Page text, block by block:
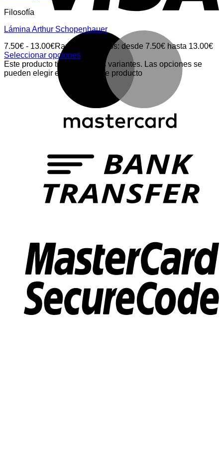
Filosofía
Lámina Arthur Schopenhauer
7.50€ - 13.00€Rango de precios: desde 7.50€ hasta 13.00€
Seleccionar opciones
Este producto tiene múltiples variantes. Las opciones se
pueden elegir en la página de producto